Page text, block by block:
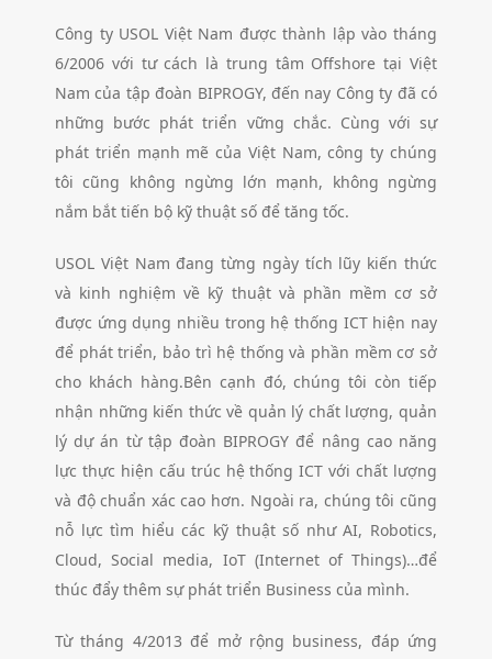
Công ty USOL Việt Nam được thành lập vào tháng
6/2006 với tư cách là trung tâm Offshore tại Việt
Nam của tập đoàn BIPROGY, đến nay Công ty đã có
những bước phát triển vững chắc. Cùng với sự
phát triển mạnh mẽ của Việt Nam, công ty chúng
tôi cũng không ngừng lớn mạnh, không ngừng
nắm bắt tiến bộ kỹ thuật số để tăng tốc.
USOL Việt Nam đang từng ngày tích lũy kiến thức
và kinh nghiệm về kỹ thuật và phần mềm cơ sở
được ứng dụng nhiều trong hệ thống ICT hiện nay
để phát triển, bảo trì hệ thống và phần mềm cơ sở
cho khách hàng.Bên cạnh đó, chúng tôi còn tiếp
nhận những kiến thức về quản lý chất lượng, quản
lý dự án từ tập đoàn BIPROGY để nâng cao năng
lực thực hiện cấu trúc hệ thống ICT với chất lượng
và độ chuẩn xác cao hơn. Ngoài ra, chúng tôi cũng
nỗ lực tìm hiểu các kỹ thuật số như AI, Robotics,
Cloud, Social media, IoT (Internet of Things)…để
thúc đẩy thêm sự phát triển Business của mình.
Từ tháng 4/2013 để mở rộng business, đáp ứng